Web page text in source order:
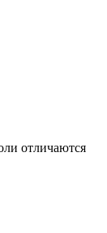
отличаются